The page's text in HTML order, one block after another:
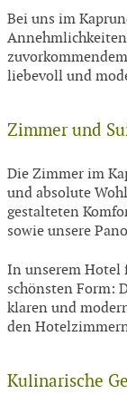
Bei uns im
liebevoll und
Zimmer und
Die Zimmer im
und absolute
gestalteten
sowie unsere
In unserem Hotel
schönsten Form:
klaren und
den
Kulinarische